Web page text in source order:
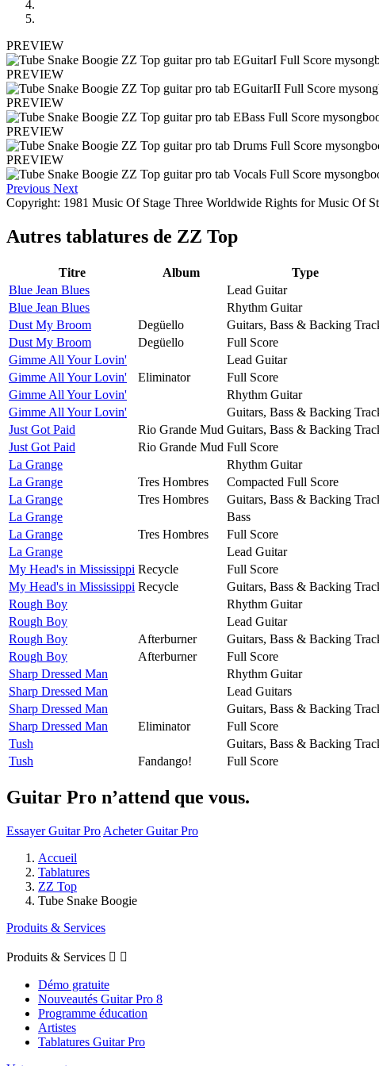
PREVIEW
PREVIEW
PREVIEW
PREVIEW
PREVIEW
Previous Next
Copyright: 1981 Music Of Stage Three Worldwide Rights for Music Of
Autres tablatures de ZZ Top
Titre Album
Type
Blue Jean Blues
Lead Guitar
Blue Jean Blues
Rhythm Guitar
Dust My Broom
Degüello
Guitars, Bass & Backing
Dust My Broom
Degüello
Full Score
Gimme All Your Lovin'
Lead Guitar
Gimme All Your Lovin'
Eliminator
Full Score
Gimme All Your Lovin'
Rhythm Guitar
Gimme All Your Lovin'
Guitars, Bass & Backing
Just Got Paid
Rio Grande Mud Guitars, Bass & Backing
Just Got Paid
Rio Grande Mud Full Score
La Grange
Rhythm Guitar
La Grange
Tres Hombres
Compacted Full Score
La Grange
Tres Hombres
Guitars, Bass & Backing
La Grange
Bass
La Grange
Tres Hombres
Full Score
La Grange
Lead Guitar
My Head's in Mississippi Recycle
Full Score
My Head's in Mississippi Recycle
Guitars, Bass & Backing
Rough Boy
Rhythm Guitar
Rough Boy
Lead Guitar
Rough Boy
Afterburner
Guitars, Bass & Backing
Rough Boy
Afterburner
Full Score
Sharp Dressed Man
Rhythm Guitar
Sharp Dressed Man
Lead Guitars
Sharp Dressed Man
Guitars, Bass & Backing
Sharp Dressed Man
Eliminator
Full Score
Tush
Guitars, Bass & Backing
Tush
Fandango! Full Score
Guitar Pro n’attend que vous.
Essayer Guitar Pro Acheter Guitar Pro
Accueil
Tablatures
ZZ Top
Tube Snake Boogie
Produits & Services
Produits & Services  
Démo gratuite
Nouveautés Guitar Pro 8
Programme éducation
Artistes
Tablatures Guitar Pro